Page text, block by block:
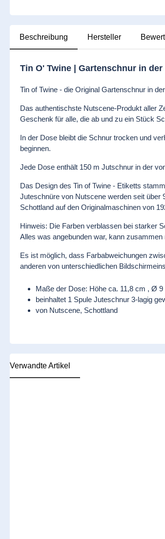
Beschreibung Hersteller
Tin O' Twine | Gartenschnur in der
Tin of Twine - die Original Gartenschnur in
Das authentischste Nutscene-Produkt aller
Geschenk für alle, die ab und zu ein Stück
In der Dose bleibt die Schnur trocken und
beginnen.
Jede Dose enthält 150 m Jutschnur in der
Das Design des Tin of Twine - Etiketts
Juteschnüre von Nutscene werden seit über
Schottland auf den Originalmaschinen von
Hinweis: Die Farben verblassen bei starker
Alles was angebunden war, kann
Es ist möglich, dass Farbabweichungen
anderen von unterschiedlichen
Maße der Dose: Höhe ca. 11,8 cm , Ø 9
beinhaltet 1 Spule Juteschnur 3-lagig
von Nutscene, Schottland
Verwandte Artikel